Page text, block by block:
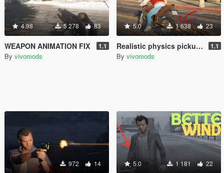
4.98 5 278 83
WEAPON ANIMATION FIX 1.1
By vivomods
5.0 1 638 23
Realistic physics pickups with press E to pickup 1.1
By vivomods
972 14 5.0 1 181 22